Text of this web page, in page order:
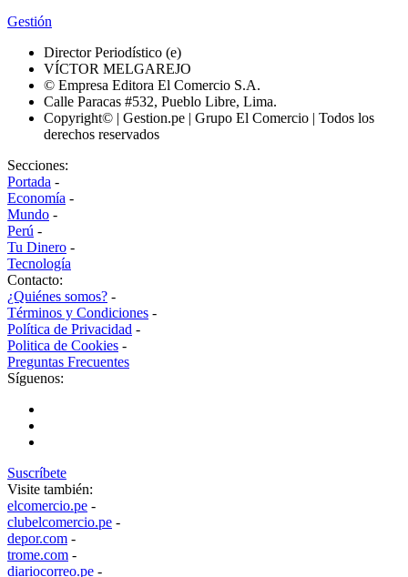
Gestión
Director Periodístico (e)
VÍCTOR MELGAREJO
© Empresa Editora El Comercio S.A.
Calle Paracas #532, Pueblo Libre, Lima.
Copyright© | Gestion.pe | Grupo El Comercio | Todos los
derechos reservados
Secciones:
Portada -
Economía -
Mundo -
Perú -
Tu Dinero -
Tecnología
Contacto:
¿Quiénes somos? -
Términos y Condiciones -
Política de Privacidad -
Politica de Cookies -
Preguntas Frecuentes
Síguenos:
Suscríbete
Visite también:
elcomercio.pe -
clubelcomercio.pe -
depor.com -
trome.com -
diariocorreo.pe -